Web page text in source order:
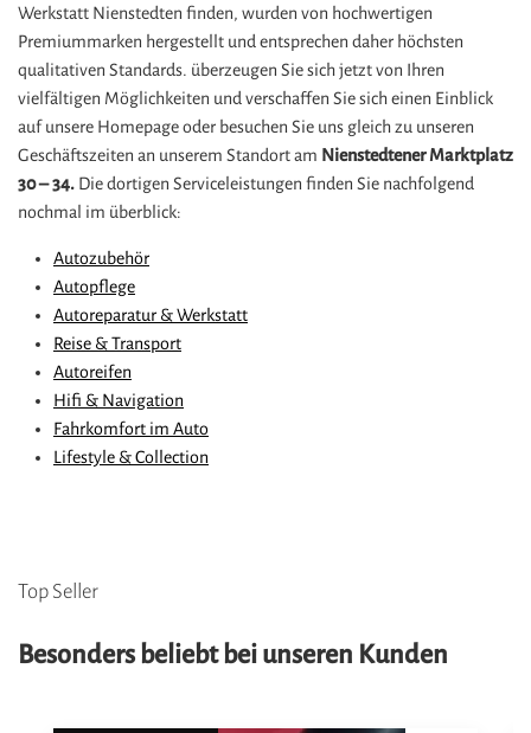
Werkstatt Nienstedten finden, wurden von hochwertigen
Premiummarken hergestellt und entsprechen daher höchsten
qualitativen Standards. überzeugen Sie sich jetzt von Ihren
vielfältigen Möglichkeiten und verschaffen Sie sich einen Einblick
auf unsere Homepage oder besuchen Sie uns gleich zu unseren
Geschäftszeiten an unserem Standort am Nienstedtener Marktplatz
30 – 34. Die dortigen Serviceleistungen finden Sie nachfolgend
nochmal im überblick:
Autozubehör
Autopflege
Autoreparatur & Werkstatt
Reise & Transport
Autoreifen
Hifi & Navigation
Fahrkomfort im Auto
Lifestyle & Collection
Top Seller
Besonders beliebt bei unseren Kunden